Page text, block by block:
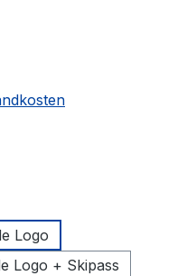
Logo
Logo + Skipass